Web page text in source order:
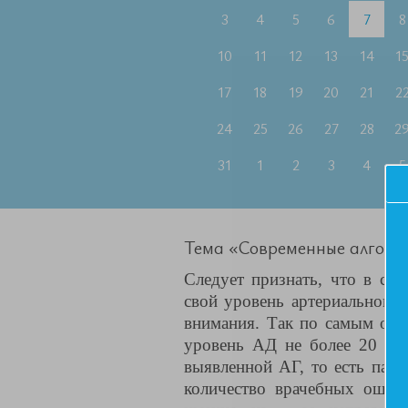
3
4 5 6 7 8
10
11 12 13 14 15
17
18 19 20 21 22
24
25 26 27 28 29
31
1 2 3 4 5
Тема «Современные
Следует признать, что в
свой уровень
внимания. Так по самым
уровень АД не более 20 -22
выявленной АГ, то есть
количество врачебных